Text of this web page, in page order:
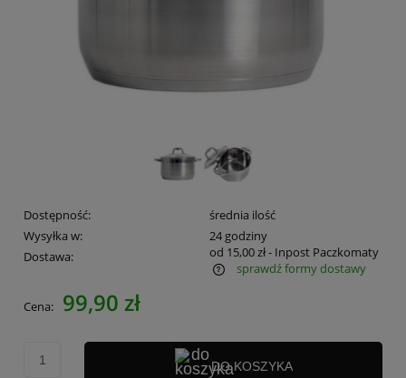
Dostępność:
średnia ilość
Wysyłka w:
24 godziny
Dostawa:
od 15,00 zł- Inpost Paczkomaty
sprawdź formy dostawy
Cena: 99,90 zł
DO KOSZYKA